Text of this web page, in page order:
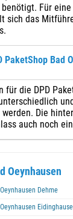
Für
sich das
PaketShop Bad
für die DPD
Die
auch noch
Oeynhausen
Dehme